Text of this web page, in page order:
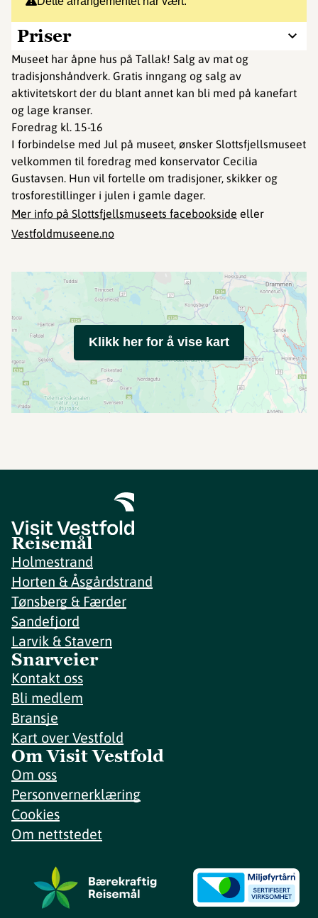
Priser
Museet har åpne hus på Tallak! Salg av mat og
tradisjonshåndverk. Gratis inngang og salg av
aktivitetskort der du blant annet kan bli med på kanefart
og lage kranser.
Foredrag kl. 15-16
I forbindelse med Jul på museet, ønsker Slottsfjellsmuseet
velkommen til foredrag med konservator Cecilia
Gustavsen. Hun vil fortelle om tradisjoner, skikker og
trosforestillinger i julen i gamle dager.
Mer info på Slottsfjellsmuseets facebookside eller
Vestfoldmuseene.no
Klikk her for å vise kart
Reisemål
Holmestrand
Horten & Åsgårdstrand
Tønsberg & Færder
Sandefjord
Larvik & Stavern
Snarveier
Kontakt oss
Bli medlem
Bransje
Kart over Vestfold
Om Visit Vestfold
Om oss
Personvernerklæring
Cookies
Om nettstedet